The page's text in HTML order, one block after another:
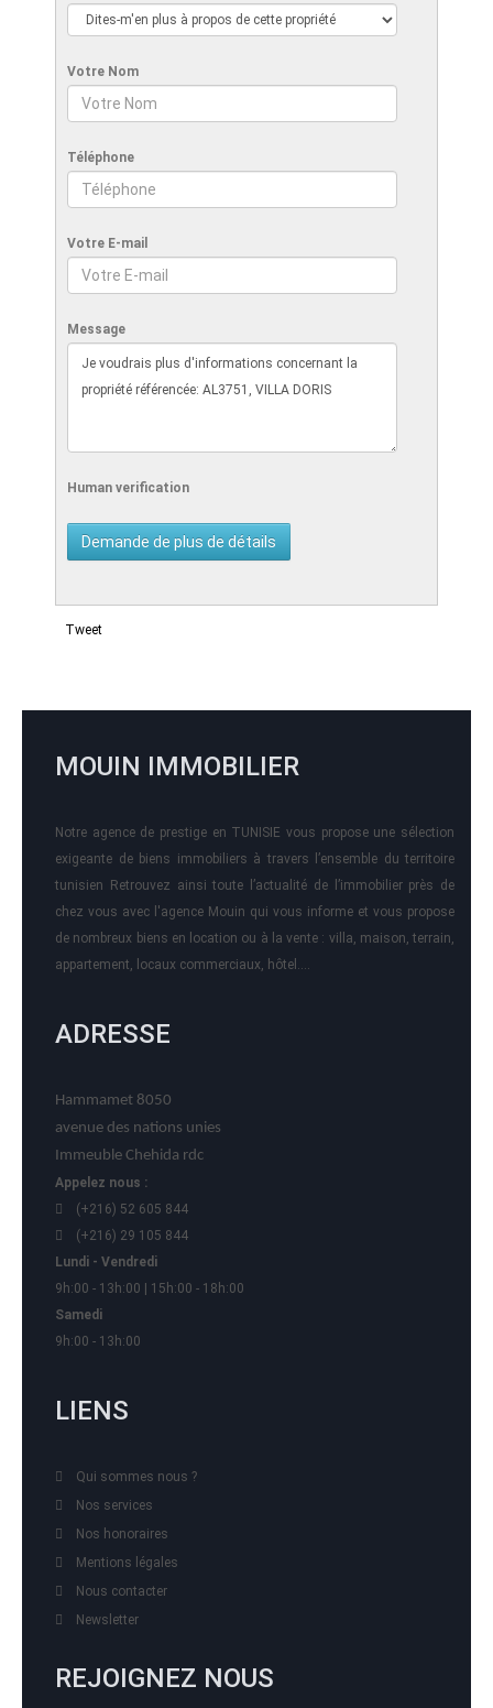
Votre Nom
Téléphone
Votre E-mail
Message
Human verification
Tweet
MOUIN IMMOBILIER
Notre agence de prestige en TUNISIE vous propose une sélection
exigeante de biens immobiliers à travers l’ensemble du territoire
tunisien Retrouvez ainsi toute l’actualité de l’immobilier près de
chez vous avec l'agence Mouin qui vous informe et vous propose
de nombreux biens en location ou à la vente : villa, maison, terrain,
appartement, locaux commerciaux, hôtel….
ADRESSE
Hammamet 8050
avenue des nations unies
Immeuble Chehida rdc
Appelez nous :
(+216) 52 605 844
(+216) 29 105 844
Lundi - Vendredi
9h:00 - 13h:00 | 15h:00 - 18h:00
Samedi
9h:00 - 13h:00
LIENS
Qui sommes nous ?
Nos services
Nos honoraires
Mentions légales
Nous contacter
Newsletter
REJOIGNEZ NOUS